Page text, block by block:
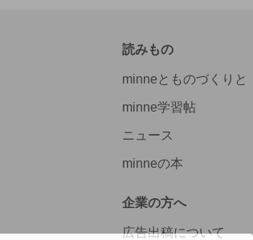
読みもの
minneとものづくりと
minne学習帖
ニュース
minneの本
企業の方へ
広告出稿について